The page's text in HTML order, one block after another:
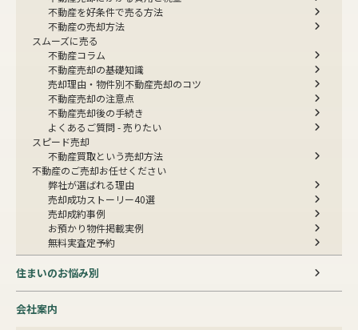
不動産を好条件で売る方法
不動産の売却方法
スムーズに売る
不動産コラム
不動産売却の基礎知識
売却理由・物件別不動産売却のコツ
不動産売却の注意点
不動産売却後の手続き
よくあるご質問 - 売りたい
スピード売却
不動産買取という売却方法
不動産のご売却お任せください
弊社が選ばれる理由
売却成功ストーリー40選
売却成約事例
お預かり物件掲載実例
無料実査定予約
住まいのお悩み別
会社案内